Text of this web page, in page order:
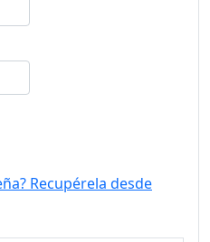
Recupérela desde